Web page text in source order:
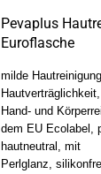
Pevaplus
Euroflasche
milde
Hand- und
dem EU Ecolabel,
hautneutral,mit
Perlglanz,